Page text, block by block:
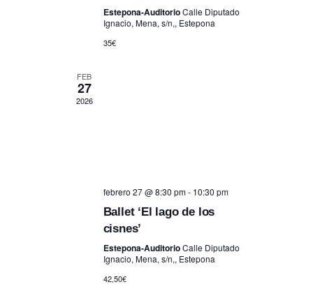
Estepona-AuditorioCalle Diputado
Ignacio, Mena, s/n,, Estepona
35€
FEB
27
2026
febrero 27 @ 8:30 pm- 10:30 pm
Ballet ‘El lago de los
cisnes’
Estepona-AuditorioCalle Diputado
Ignacio, Mena, s/n,, Estepona
42,50€